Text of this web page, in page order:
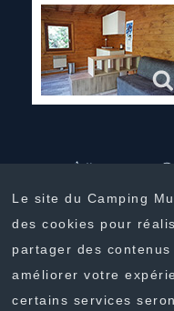
Le site du Camping
des cookies pour
partager des
améliorer votre
certains services